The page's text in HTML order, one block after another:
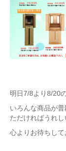
営業時
商品紹
セール
お洗
お彼岸
お盆
明日7/8より8/20
いろんな商品が
ただければうれし
心よりお待ちして